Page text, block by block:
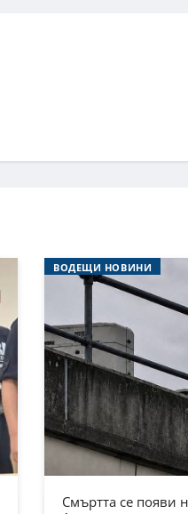
ВОДЕЩИ НОВИНИ
Смъртта се появи